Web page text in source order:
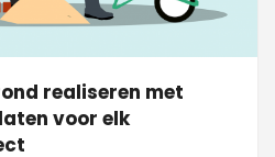
realiseren met
voor elk